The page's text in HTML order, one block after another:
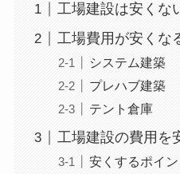
工場建設は安くな
工場費用が安くな
システム建築
プレハブ建築
テント倉庫
工場建設の費用を
安くするポイ